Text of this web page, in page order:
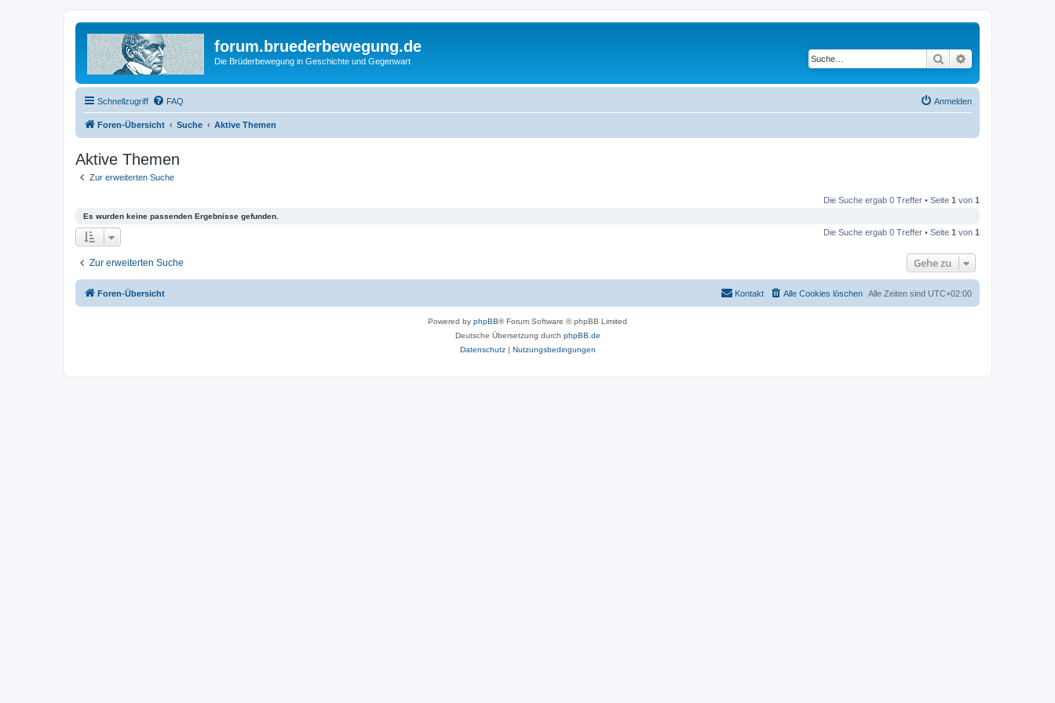
forum.bruederbewegung.de
Die Brüderbewegung in Geschichte und Gegenwart Suche
Schnellzugriff FAQ Anmelden
Foren-Übersicht Suche Aktive Themen
Aktive Themen
Zur erweiterten Suche
Die Suche ergab 0 Treffer • Seite 1 von 1
Es wurden keine passenden Ergebnisse gefunden.
Die Suche ergab 0 Treffer • Seite 1 von 1
Zur erweiterten Suche Gehe zu
Foren-Übersicht Alle Zeiten sind UTC+02:00
Alle Cookies löschen
Kontakt
Powered by phpBB® Forum Software © phpBB Limited
Deutsche Übersetzung durch phpBB.de
Datenschutz| Nutzungsbedingungen